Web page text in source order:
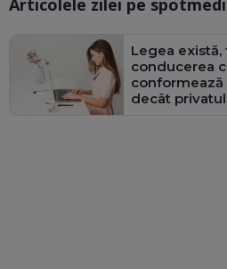
Legea
conducerea
decât